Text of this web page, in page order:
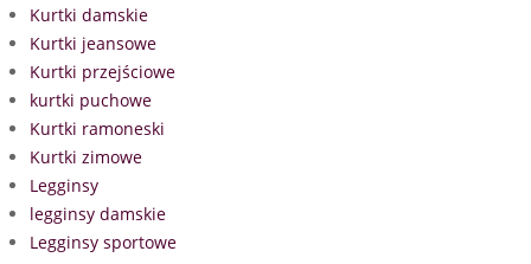
Kurtki damskie
Kurtki jeansowe
Kurtki przejściowe
kurtki puchowe
Kurtki ramoneski
Kurtki zimowe
Legginsy
legginsy damskie
Legginsy sportowe